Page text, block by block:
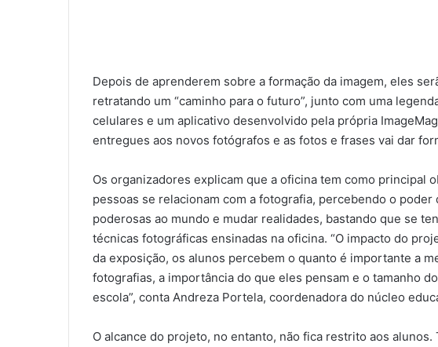
Depois de aprenderem sobre a formação da imagem, eles
retratando um “caminho para o futuro”, junto com uma
celulares e um aplicativo desenvolvido pela própria
entregues aos novos fotógrafos e as fotos e frases vai dar
Os organizadores explicam que a oficina tem como principal
pessoas se relacionam com a fotografia, percebendo o
poderosas ao mundo e mudar realidades, bastando que se
técnicas fotográficas ensinadas na oficina. “O impacto do
da exposição, os alunos percebem o quanto é importante a
fotografias, a importância do que eles pensam e o tamanho
escola”, conta Andreza Portela, coordenadora do núcleo
O alcance do projeto, no entanto, não fica restrito aos alunos.